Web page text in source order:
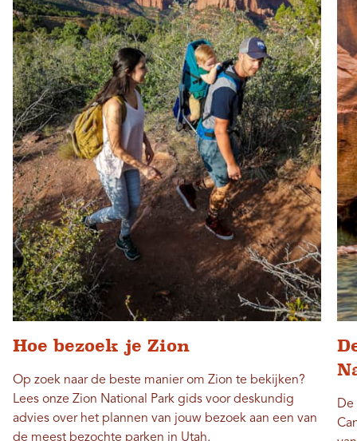
Hoe bezoek je Zion
Op zoek naar de beste manier om Zion te bekijken?
Lees onze Zion National Park gids voor deskundig
advies over het plannen van jouw bezoek aan een van
de meest bezochte parken in Utah.